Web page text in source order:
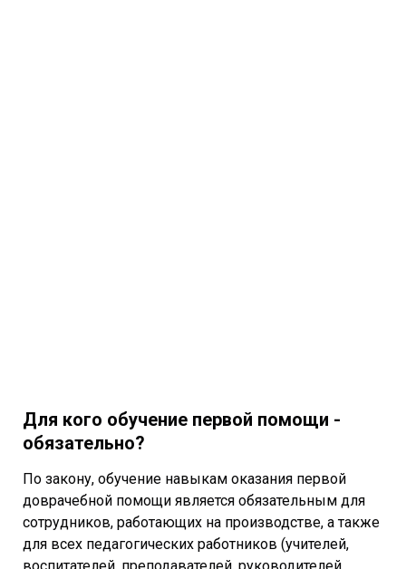
Для кого обучение первой помощи -
обязательно?
По закону, обучение навыкам оказания первой
доврачебной помощи является обязательным для
сотрудников, работающих на производстве, а также
для всех педагогических работников (учителей,
воспитателей, преподавателей, руководителей